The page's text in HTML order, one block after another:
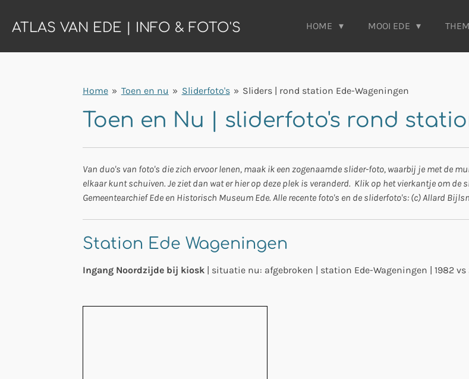
direct
de
ATLAS VAN EDE | INFO & FOTO'S HOME MOOI EDE
Home » Toen en nu » Sliderfoto's » Sliders | rond station Ede-Wageningen
Toen en Nu | sliderfoto's rond
Van duo's van foto's die zich ervoor lenen, maak ik een zogenaamde slider-foto, waarbij je met de
elkaar kunt schuiven. Je ziet dan wat er hier op deze plek is veranderd. Klik op het vierkantje om
Gemeentearchief Ede en Historisch Museum Ede. Alle recente foto's en de sliderfoto's: (c) Allard
Station Ede Wageningen
Ingang Noordzijde bij kiosk | situatie nu: afgebroken | station Ede-Wageningen | 1982 vs